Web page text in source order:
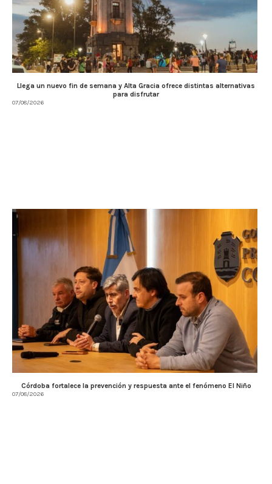
Llega un nuevo fin de semana y Alta Gracia ofrece distintas alternativas
para disfrutar
07/08/2026
Córdoba fortalece la prevención y respuesta ante el fenómeno El Niño
07/08/2026